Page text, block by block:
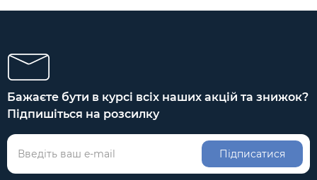
Бажаєте бути в курсі всіх наших акцій та знижок?
Підпишіться на розсилку
Підписатися